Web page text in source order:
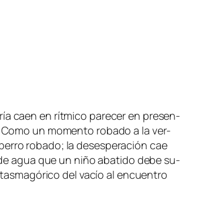
caen en rít­mi­co pa­re­cer en pre­sen­
un mo­men­to ro­ba­do a la ver­
ro­ba­do; la de­ses­pe­ra­ción cae
agua que un ni­ño aba­ti­do de­be su­
del va­cío al en­cuen­tro